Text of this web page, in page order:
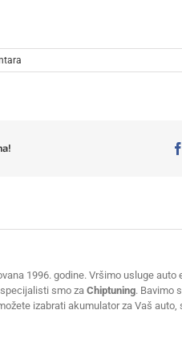
1996. godine. Vršimo usluge
specijalisti smo zaChiptuning. Bavimo
izabrati akumulator za Vaš